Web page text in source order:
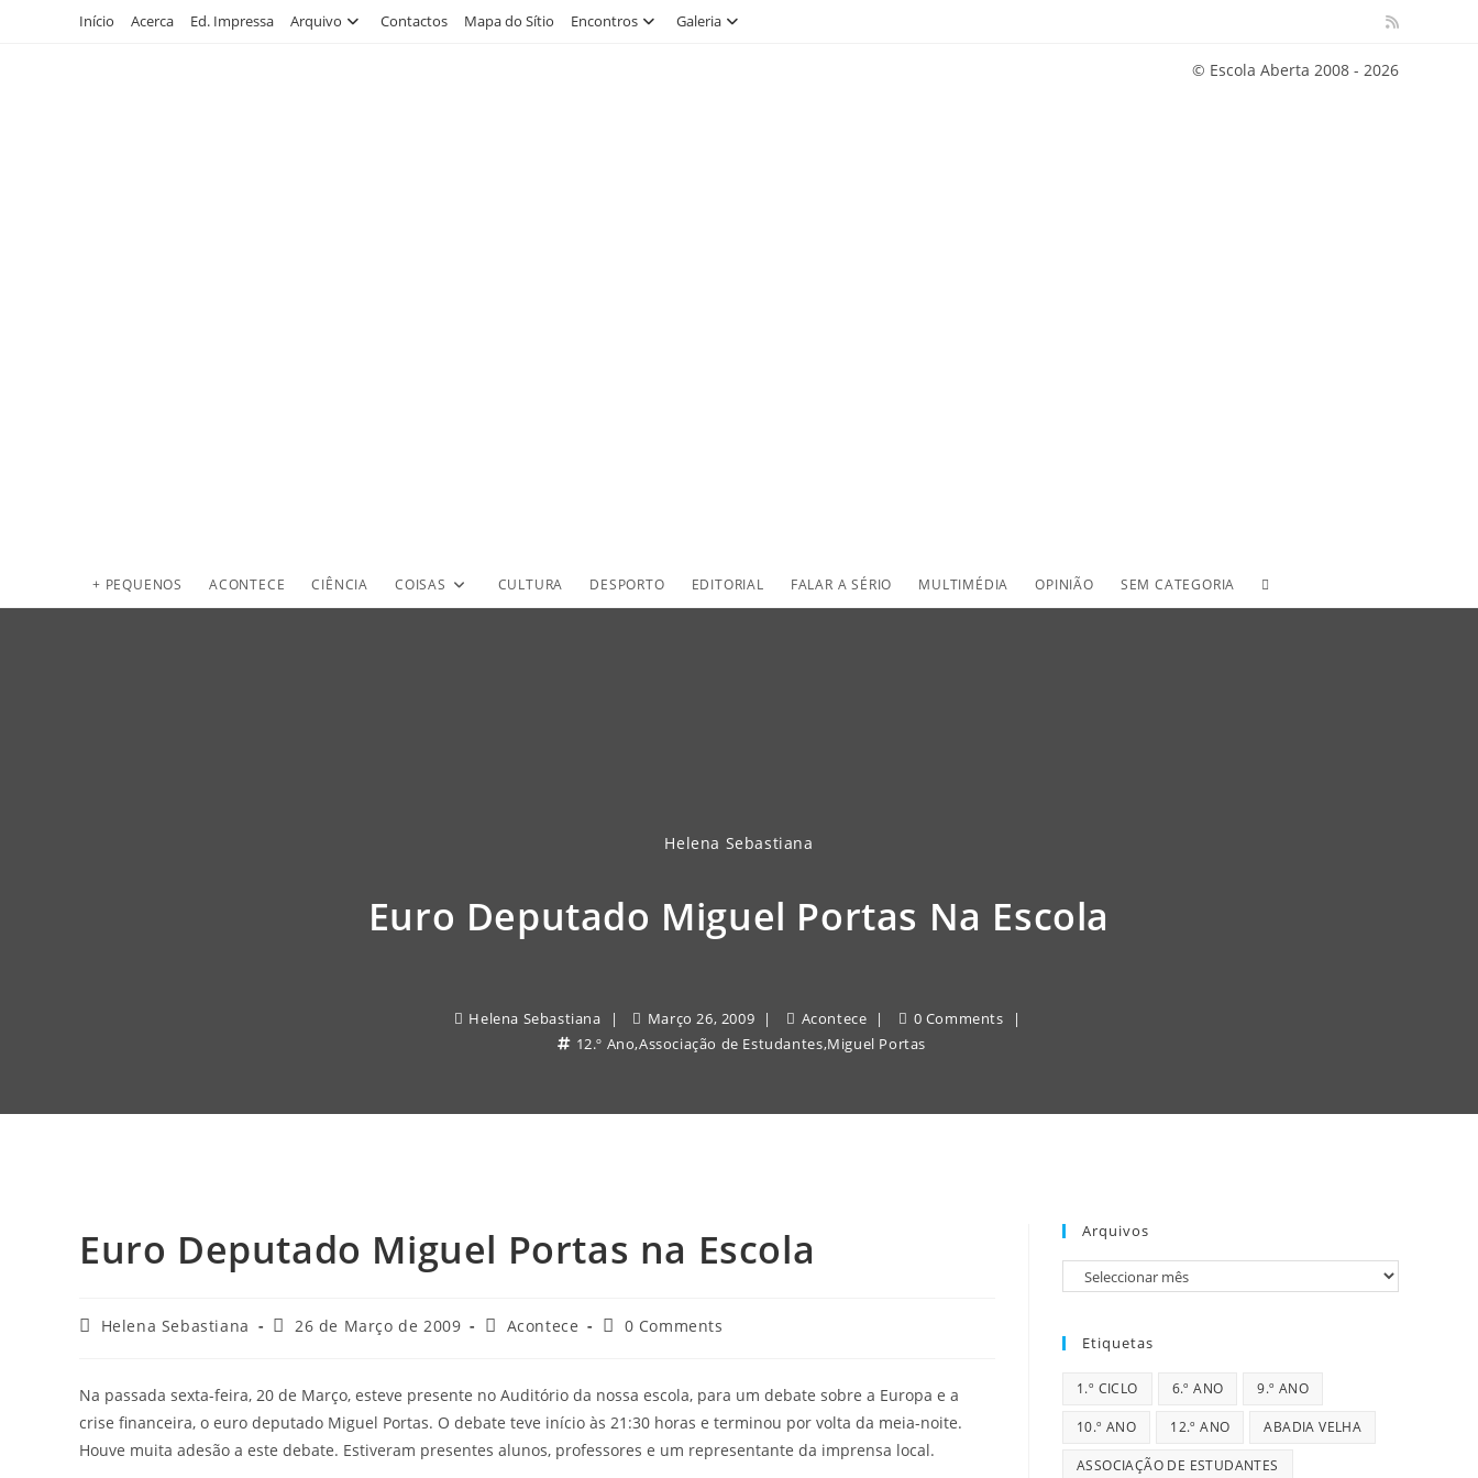
Início Acerca Ed. Impressa Arquivo Contactos Mapa do Sítio Encontros Galeria
© Escola Aberta 2008 - 2026
+ PEQUENOS ACONTECE CIÊNCIA COISAS CULTURA DESPORTO EDITORIAL FALAR A SÉRIO MULTIMÉDIA OPINIÃO SEM CATEGORIA TOGGLE
Helena Sebastiana
Euro Deputado Miguel Portas Na Escola
Helena Sebastiana Março 26, 2009 Acontece
0 Comments
12.º Ano,Associação de Estudantes,Miguel Portas
Euro Deputado Miguel Portas na Escola
PostHelena Sebastiana
Post26 de Março de 2009
PostAcontece
Post0 Comments
Na passada sexta-feira, 20 de Março, esteve presente no Auditório da nossa escola, para um debate sobre a Europa e a
crise financeira, o euro deputado Miguel Portas. O debate teve início às 21:30 horas e terminou por volta da meia-noite.
Houve muita adesão a este debate. Estiveram presentes alunos, professores e um representante da imprensa local.
Arquivos
Arquivos
Etiquetas
1.º CICLO 6.º ANO 9.º ANO
10.º ANO 12.º ANO ABADIA VELHA
ASSOCIAÇÃO DE ESTUDANTES